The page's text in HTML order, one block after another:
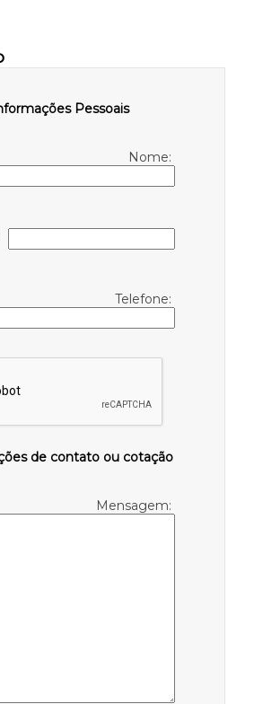
Pessoais
Nome:
Telefone:
de contato ou cotação
Mensagem: